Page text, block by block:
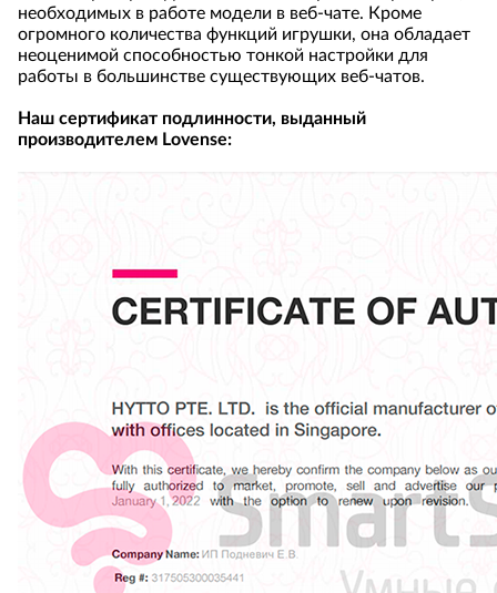
необходимых в работе модели в веб-чате. Кроме
огромного количества функций игрушки, она обладает
неоценимой способностью тонкой настройки для
работы в большинстве существующих веб-чатов.
Наш сертификат подлинности, выданный
производителем Lovense: